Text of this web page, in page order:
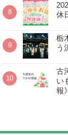
休
栃
う
古
い
報》